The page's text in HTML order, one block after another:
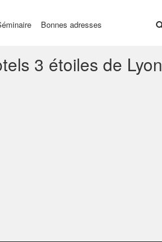
Bonnes adresses
3 étoiles de Lyon